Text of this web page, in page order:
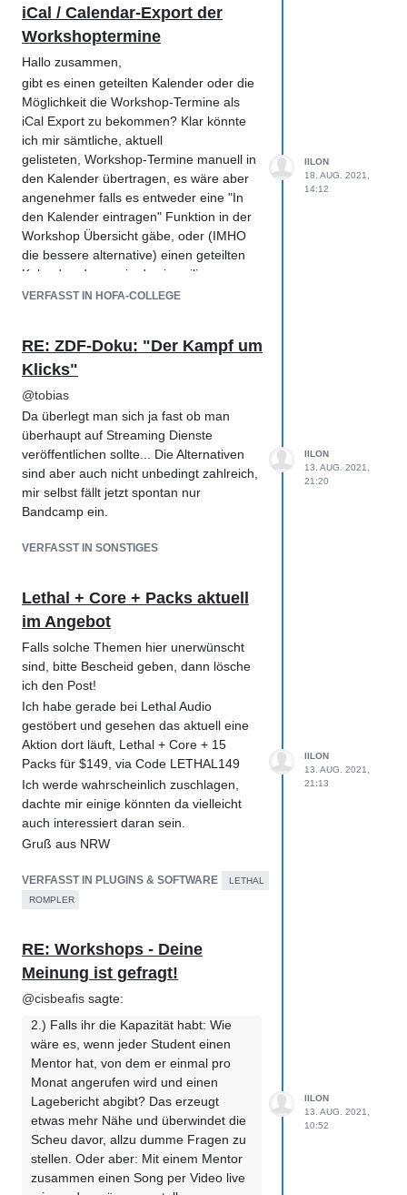
iCal / Calendar-Export der
Workshoptermine
Hallo zusammen,
gibt es einen geteilten Kalender oder die
Möglichkeit die Workshop-Termine als
iCal Export zu bekommen? Klar könnte
ich mir sämtliche, aktuell
gelisteten, Workshop-Termine manuell in
den Kalender übertragen, es wäre aber
angenehmer falls es entweder eine "In
den Kalender eintragen" Funktion in der
Workshop Übersicht gäbe, oder (IMHO
die bessere alternative) einen geteilten
Kalender, der nur in das jeweilige
Kalender-Programm importiert werden
Letztere Möglichkeit würde ebenfalls
ermöglichen, falls ein neuer Workshop-
Termin in den geteilten Kalender
eingetragen wird, immer up-to-date, ohne
Re-Imports, zu sein.
VERFASST IN HOFA-COLLEGE
IILON
18. AUG. 2021,
14:12
RE: ZDF-Doku: "Der Kampf um
Klicks"
@tobias
Da überlegt man sich ja fast ob man
überhaupt auf Streaming Dienste
veröffentlichen sollte... Die Alternativen
sind aber auch nicht unbedingt zahlreich,
mir selbst fällt jetzt spontan nur
Bandcamp ein.
VERFASST IN SONSTIGES
IILON
13. AUG. 2021,
21:20
Lethal + Core + Packs aktuell
im Angebot
Falls solche Themen hier unerwünscht
sind, bitte Bescheid geben, dann lösche
ich den Post!
Ich habe gerade bei Lethal Audio
gestöbert und gesehen das aktuell eine
Aktion dort läuft, Lethal + Core + 15
Packs für $149, via Code LETHAL149
Ich werde wahrscheinlich zuschlagen,
dachte mir einige könnten da vielleicht
auch interessiert daran sein.
Gruß aus NRW
VERFASST IN PLUGINS & SOFTWARE
LETHAL
ROMPLER
IILON
13. AUG. 2021,
21:13
RE: Workshops - Deine
Meinung ist gefragt!
@cisbeafis sagte:
2.) Falls ihr die Kapazität habt: Wie
wäre es, wenn jeder Student einen
Mentor hat, von dem er einmal pro
Monat angerufen wird und einen
Lagebericht abgibt? Das erzeugt
etwas mehr Nähe und überwindet die
Scheu davor, allzu dumme Fragen zu
stellen. Oder aber: Mit einem Mentor
zusammen einen Song per Video live
IILON
13. AUG. 2021,
10:52